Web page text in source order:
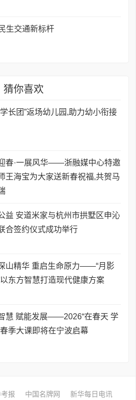
生交通新标杆
猜你喜欢
长团”返场幼儿园,助力幼小衔接
春·一展风华——浙融媒中心特邀
王海宝为大家送新春祝福,共贺马
益 安道米家与杭州市拱墅区申沁
合签约仪式成功举行
山精华 重启生命原力——“月影
东方智慧打造现代健康方案
慧 赋能发展——2026“在春天 学
季大课即将在宁波启幕
报 中国名牌网 新华每日电讯